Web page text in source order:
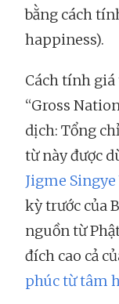
bằng cách
happiness).
Cách tính
“Gross
dịch: Tổng
từ này được
Jigme
kỳ trước của
nguồn từ
đích cao cả
phúc từ tâm